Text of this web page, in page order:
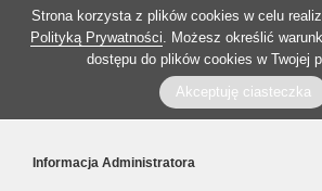
Strona korzysta z plików cookies w celu
Polityką Prywatności. Możesz określić
dostępu do plików cookies w Twojej
Akceptuję ciasteczka
Informacja Administratora